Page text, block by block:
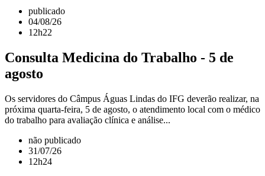
publicado
04/08/26
12h22
Consulta Medicina do Trabalho - 5 de
agosto
Os servidores do Câmpus Águas Lindas do IFG deverão realizar, na
próxima quarta-feira, 5 de agosto, o atendimento local com o médico
do trabalho para avaliação clínica e análise...
não publicado
31/07/26
12h24